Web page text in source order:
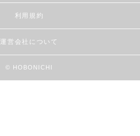
利用規約
運営会社について
© HOBONICHI